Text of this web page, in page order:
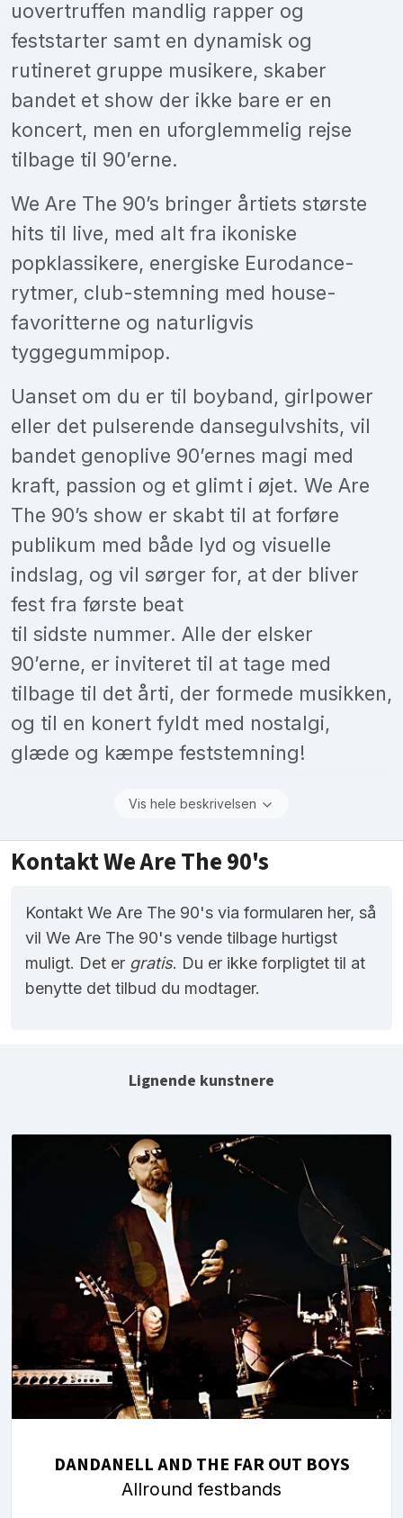
uovertruffen mandlig rapper og
feststarter samt en dynamisk og
rutineret gruppe musikere, skaber
bandet et show der ikke bare er en
koncert, men en uforglemmelig rejse
tilbage til 90’erne.
We Are The 90’s bringer årtiets største
hits til live, med alt fra ikoniske
popklassikere, energiske Eurodance-
rytmer, club-stemning med house-
favoritterne og naturligvis
tyggegummipop.
Uanset om du er til boyband, girlpower
eller det pulserende dansegulvshits, vil
bandet genoplive 90’ernes magi med
kraft, passion og et glimt i øjet. We Are
The 90’s show er skabt til at forføre
publikum med både lyd og visuelle
indslag, og vil sørger for, at der bliver
fest fra første beat
til sidste nummer. Alle der elsker
90’erne, er inviteret til at tage med
tilbage til det årti, der formede musikken,
og til en konert fyldt med nostalgi,
glæde og kæmpe feststemning!
Vis hele beskrivelsen
Kontakt We Are The 90's
Kontakt We Are The 90's via formularen her, så
vil We Are The 90's vende tilbage hurtigst
muligt. Det er gratis. Du er ikke forpligtet til at
benytte det tilbud du modtager.
Lignende kunstnere
DANDANELL AND THE FAR OUT BOYS
Allround festbands